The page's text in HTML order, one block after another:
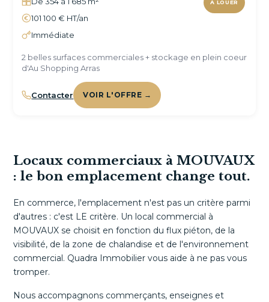
À LOUER
101 100 € HT/an
Immédiate
2 belles surfaces commerciales + stockage en plein coeur
d'Au Shopping Arras
Contacter VOIR L'OFFRE →
Locaux commerciaux à MOUVAUX
: le bon emplacement change tout.
En commerce, l'emplacement n'est pas un critère parmi
d'autres : c'est LE critère. Un local commercial à
MOUVAUX se choisit en fonction du flux piéton, de la
visibilité, de la zone de chalandise et de l'environnement
commercial. Quadra Immobilier vous aide à ne pas vous
tromper.
Nous accompagnons commerçants, enseignes et